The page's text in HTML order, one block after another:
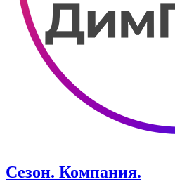
Сезон. Компания.